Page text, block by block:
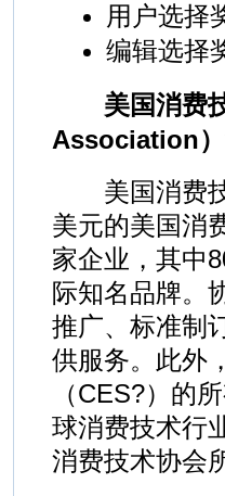
用户选择
编辑选择
美国消费技
Association）
美国消费技
美元的美国消
家企业，其中
际知名品牌。
推广、标准制
供服务。此外
（CES?）的
球消费技术行
消费技术协会